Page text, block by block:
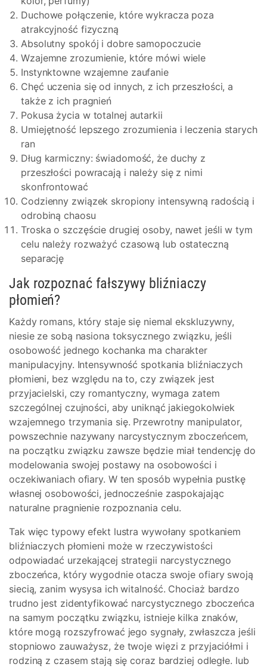
Duchowe połączenie, które wykracza poza
atrakcyjność fizyczną
Absolutny spokój i dobre samopoczucie
Wzajemne zrozumienie, które mówi wiele
Instynktowne wzajemne zaufanie
Chęć uczenia się od innych, z ich przeszłości, a
także z ich pragnień
Pokusa życia w totalnej autarkii
Umiejętność lepszego zrozumienia i leczenia starych
ran
Dług karmiczny: świadomość, że duchy z
przeszłości powracają i należy się z nimi
skonfrontować
Codzienny związek skropiony intensywną radością i
odrobiną chaosu
Troska o szczęście drugiej osoby, nawet jeśli w tym
celu należy rozważyć czasową lub ostateczną
separację
Jak rozpoznać fałszywy bliźniaczy
płomień?
Każdy romans, który staje się niemal ekskluzywny,
niesie ze sobą nasiona toksycznego związku, jeśli
osobowość jednego kochanka ma charakter
manipulacyjny. Intensywność spotkania bliźniaczych
płomieni, bez względu na to, czy związek jest
przyjacielski, czy romantyczny, wymaga zatem
szczególnej czujności, aby uniknąć jakiegokolwiek
wzajemnego trzymania się. Przewrotny manipulator,
powszechnie nazywany narcystycznym zboczeńcem,
na początku związku zawsze będzie miał tendencję do
modelowania swojej postawy na osobowości i
oczekiwaniach ofiary. W ten sposób wypełnia pustkę
własnej osobowości, jednocześnie zaspokajając
naturalne pragnienie rozpoznania celu.
Tak więc typowy efekt lustra wywołany spotkaniem
bliźniaczych płomieni może w rzeczywistości
odpowiadać urzekającej strategii narcystycznego
zboczeńca, który wygodnie otacza swoje ofiary swoją
siecią, zanim wysysa ich witalność. Chociaż bardzo
trudno jest zidentyfikować narcystycznego zboczeńca
na samym początku związku, istnieje kilka znaków,
które mogą rozszyfrować jego sygnały, zwłaszcza jeśli
stopniowo zauważysz, że twoje więzi z przyjaciółmi i
rodziną z czasem stają się coraz bardziej odległe. lub